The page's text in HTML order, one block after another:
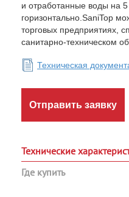
и отработанные воды на
горизонтально.SaniTop
торговых предприятиях,
санитарно-техническом
Техническая
Отправить заявку
Технические
Где купить